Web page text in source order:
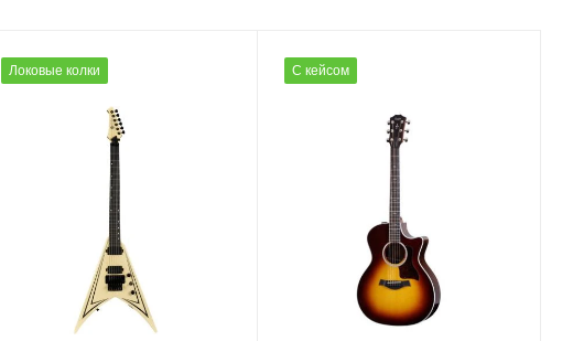
Локовые колки С кейсом